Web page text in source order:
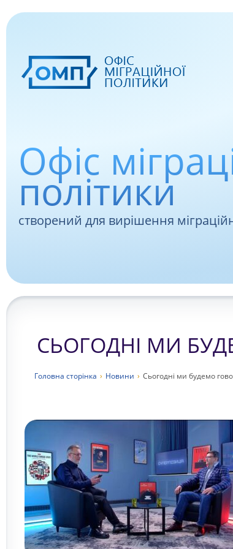
Офіс
політики
створений для вирішення
СЬОГОДНІ МИ
Головна сторiнка › Новини › Сьогодні ми будемо